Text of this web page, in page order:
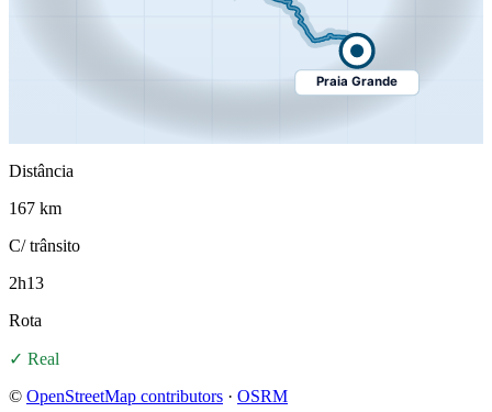
Praia Grande
Distância
167 km
C/ trânsito
2h13
Rota
✓ Real
© OpenStreetMap contributors · OSRM